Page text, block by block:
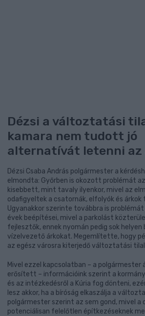
Dézsi a változtatási
kamara nem tudott jó
alternatívát letenni az
Dézsi Csaba András polgármester a
elmondta: Győrben is okozott problémát
kisebbett, mint tavaly ilyenkor, mivel az
odafigyeltek a csatornák, elfolyók és
Ugyanakkor szerinte továbbra is
évek beépítései, mivel a parkolást
fejlesztők, ennek nyomán pedig sok
vízelvezető árkokat. Megemlítette, hogy
az egész városra kiterjedő változtatási
Mivel ezzel kapcsolatban – a polgármester
erősített – információink szerint a
és az intézkedésről a Kúria fog dönteni,
lesz akkor, ha a bíróság elkaszálja a
polgármester szerint az sem gond, mivel a
potenciálisan felelőtlen építkezéseknek